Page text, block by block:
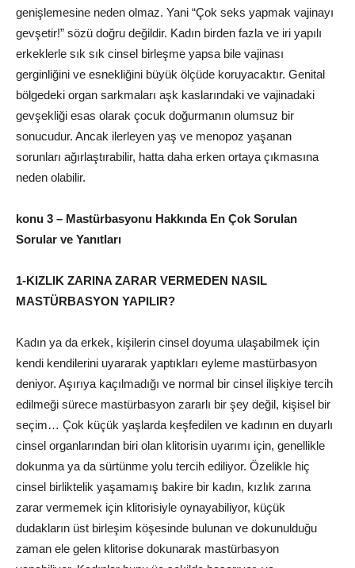
genişlemesine neden olmaz. Yani “Çok seks yapmak vajinayı
gevşetir!” sözü doğru değildir. Kadın birden fazla ve iri yapılı
erkeklerle sık sık cinsel birleşme yapsa bile vajinası
gerginliğini ve esnekliğini büyük ölçüde koruyacaktır. Genital
bölgedeki organ sarkmaları aşk kaslarındaki ve vajinadaki
gevşekliği esas olarak çocuk doğurmanın olumsuz bir
sonucudur. Ancak ilerleyen yaş ve menopoz yaşanan
sorunları ağırlaştırabilir, hatta daha erken ortaya çıkmasına
neden olabilir.
konu 3 – Mastürbasyonu Hakkında En Çok Sorulan
Sorular ve Yanıtları
1-KIZLIK ZARINA ZARAR VERMEDEN NASIL
MASTÜRBASYON YAPILIR?
Kadın ya da erkek, kişilerin cinsel doyuma ulaşabilmek için
kendi kendilerini uyararak yaptıkları eyleme mastürbasyon
deniyor. Aşırıya kaçılmadığı ve normal bir cinsel ilişkiye tercih
edilmeği sürece mastürbasyon zararlı bir şey değil, kişisel bir
seçim… Çok küçük yaşlarda keşfedilen ve kadının en duyarlı
cinsel organlarından biri olan klitorisin uyarımı için, genellikle
dokunma ya da sürtünme yolu tercih ediliyor. Özelikle hiç
cinsel birliktelik yaşamamış bakire bir kadın, kızlık zarına
zarar vermemek için klitorisiyle oynayabiliyor, küçük
dudakların üst birleşim köşesinde bulunan ve dokunulduğu
zaman ele gelen klitorise dokunarak mastürbasyon